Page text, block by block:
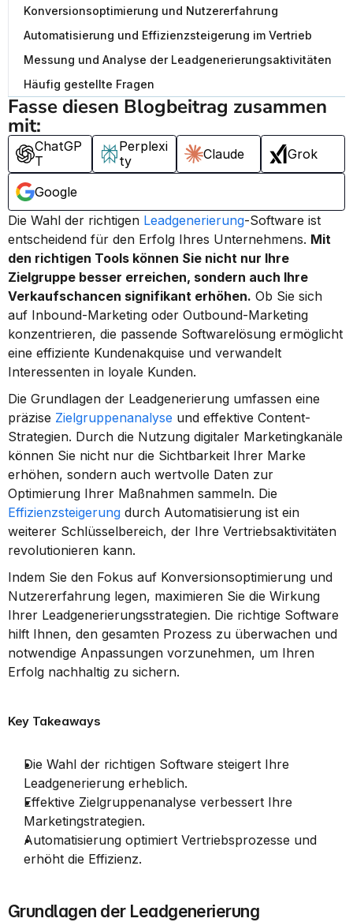
Konversionsoptimierung und Nutzererfahrung
Automatisierung und Effizienzsteigerung im Vertrieb
Messung und Analyse der Leadgenerierungsaktivitäten
Häufig gestellte Fragen
Fasse diesen Blogbeitrag zusammen
mit:
ChatGP
T
Perplexi
ty
Claude Grok
Google
Die Wahl der richtigen Leadgenerierung-Software ist
entscheidend für den Erfolg Ihres Unternehmens. Mit
den richtigen Tools können Sie nicht nur Ihre
Zielgruppe besser erreichen, sondern auch Ihre
Verkaufschancen signifikant erhöhen. Ob Sie sich
auf Inbound-Marketing oder Outbound-Marketing
konzentrieren, die passende Softwarelösung ermöglicht
eine effiziente Kundenakquise und verwandelt
Interessenten in loyale Kunden.
Die Grundlagen der Leadgenerierung umfassen eine
präzise Zielgruppenanalyse und effektive Content-
Strategien. Durch die Nutzung digitaler Marketingkanäle
können Sie nicht nur die Sichtbarkeit Ihrer Marke
erhöhen, sondern auch wertvolle Daten zur
Effizienzsteigerung durch Automatisierung ist ein
weiterer Schlüsselbereich, der Ihre Vertriebsaktivitäten
revolutionieren kann.
Indem Sie den Fokus auf Konversionsoptimierung und
Nutzererfahrung legen, maximieren Sie die Wirkung
Ihrer Leadgenerierungsstrategien. Die richtige Software
hilft Ihnen, den gesamten Prozess zu überwachen und
notwendige Anpassungen vorzunehmen, um Ihren
Erfolg nachhaltig zu sichern.
Key Takeaways
Die Wahl der richtigen Software steigert Ihre
Leadgenerierung erheblich.
Effektive Zielgruppenanalyse verbessert Ihre
Marketingstrategien.
Automatisierung optimiert Vertriebsprozesse und
erhöht die Effizienz.
Grundlagen der Leadgenerierung